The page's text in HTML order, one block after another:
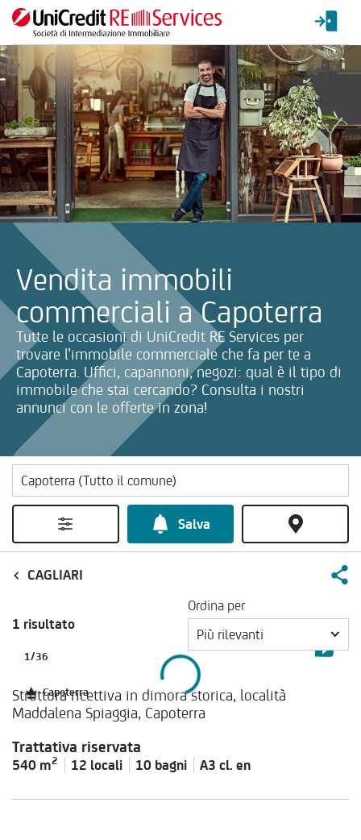
Vendita immobili
commerciali a Capoterra
Tutte le occasioni di UniCredit RE Services per
trovare l’immobile commerciale che fa per te a
Capoterra. Uffici, capannoni, negozi: qual è il tipo di
immobile che stai cercando? Consulta i nostri
annunci con le offerte in zona!
La ricerca verrà inviata automaticamente alla selezione delle
Salva
CAGLIARI
1 risultato
Ordina per
Più rilevanti
Capoterra
1/36
Struttura ricettiva in dimora storica, località
Maddalena Spiaggia, Capoterra
540 m2 12 locali 10 bagni A3 cl. en
Trattativa riservata